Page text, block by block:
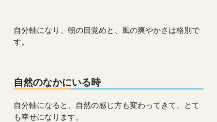
自分軸になり、朝の目覚めと、風の爽やかさは格別で
す。
自然のなかにいる時
自分軸になると、自然の感じ方も変わってきて、とて
も幸せになります。